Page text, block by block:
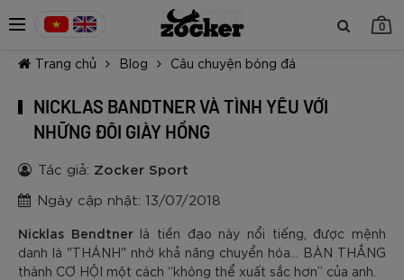
0
Trang chủ Blog Câu chuyện bóng đá
NICKLAS BANDTNER VÀ TÌNH YÊU VỚI
NHỮNG ĐÔI GIÀY HỒNG
Tác giả: Zocker Sport
Ngày cập nhật: 13/07/2018
Nicklas Bendtnerlà tiền đạo này nổi tiếng, được mệnh
danh là "THÁNH" nhờ khả năng chuyển hóa… BÀN THẮNG
thành CƠ HỘI một cách “không thể xuất sắc hơn” của anh.